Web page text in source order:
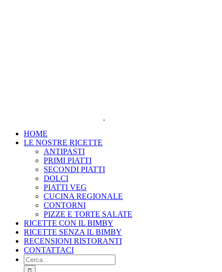
HOME
LE NOSTRE RICETTE
ANTIPASTI
PRIMI PIATTI
SECONDI PIATTI
DOLCI
PIATTI VEG
CUCINA REGIONALE
CONTORNI
PIZZE E TORTE SALATE
RICETTE CON IL BIMBY
RICETTE SENZA IL BIMBY
RECENSIONI RISTORANTI
CONTATTACI
Cerca
per: